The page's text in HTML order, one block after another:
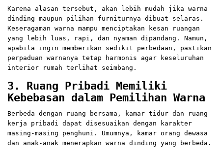
Karena alasan tersebut, akan lebih mudah jika warna
dinding maupun pilihan furniturnya dibuat selaras.
Keseragaman warna mampu menciptakan kesan ruangan
yang lebih luas, rapi, dan nyaman dipandang. Namun,
apabila ingin memberikan sedikit perbedaan, pastikan
perpaduan warnanya tetap harmonis agar keseluruhan
interior rumah terlihat seimbang.
3. Ruang Pribadi Memiliki
Kebebasan dalam Pemilihan Warna
Berbeda dengan ruang bersama, kamar tidur dan ruang
kerja pribadi dapat disesuaikan dengan karakter
masing-masing penghuni. Umumnya, kamar orang dewasa
dan anak-anak menerapkan warna dinding yang berbeda.